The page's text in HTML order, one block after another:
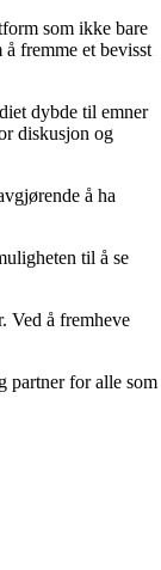
som ikke bare
fremme et bevisst
dybde til emner
diskusjon og
å ha
til å se
Ved å fremheve
partner for alle som